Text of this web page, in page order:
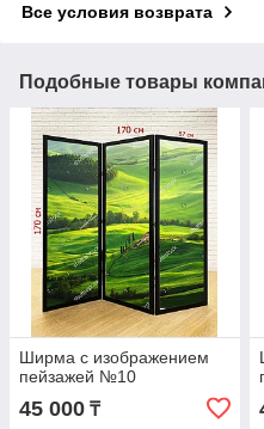
Все условия возврата
Подобные товары
Ширма с изображением
пейзажей №10
45 000 ₸